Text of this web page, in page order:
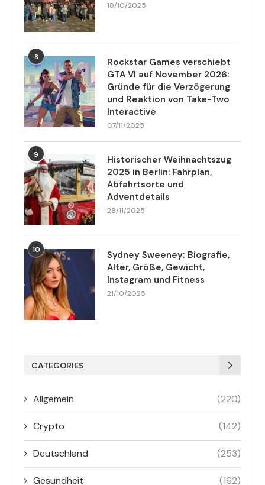
18/10/2025
8
Rockstar Games verschiebt
GTA VI auf November 2026:
Gründe für die Verzögerung
und Reaktion von Take-Two
Interactive
07/11/2025
9
Historischer Weihnachtszug
2025 in Berlin: Fahrplan,
Abfahrtsorte und
Adventdetails
28/11/2025
10
Sydney Sweeney: Biografie,
Alter, Größe, Gewicht,
Instagram und Fitness
21/10/2025
CATEGORIES
Allgemein (220)
Crypto (142)
Deutschland (253)
Gesundheit (162)